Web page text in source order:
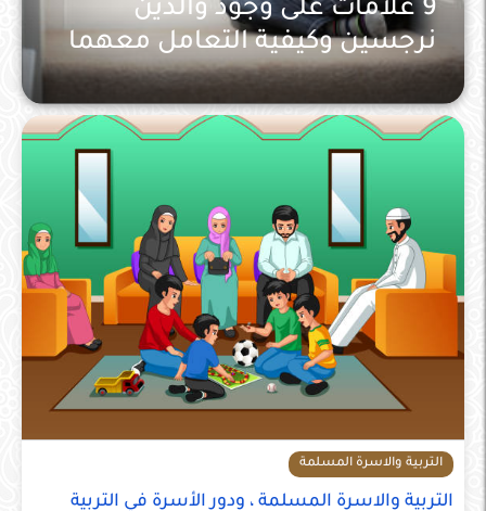
التربية والاسرة المسلمة
9 علامات على وجود والدين
نرجسين وكيفية التعامل معهما
التربية والاسرة المسلمة
التربية والاسرة المسلمة ، ودور الأسرة في التربية